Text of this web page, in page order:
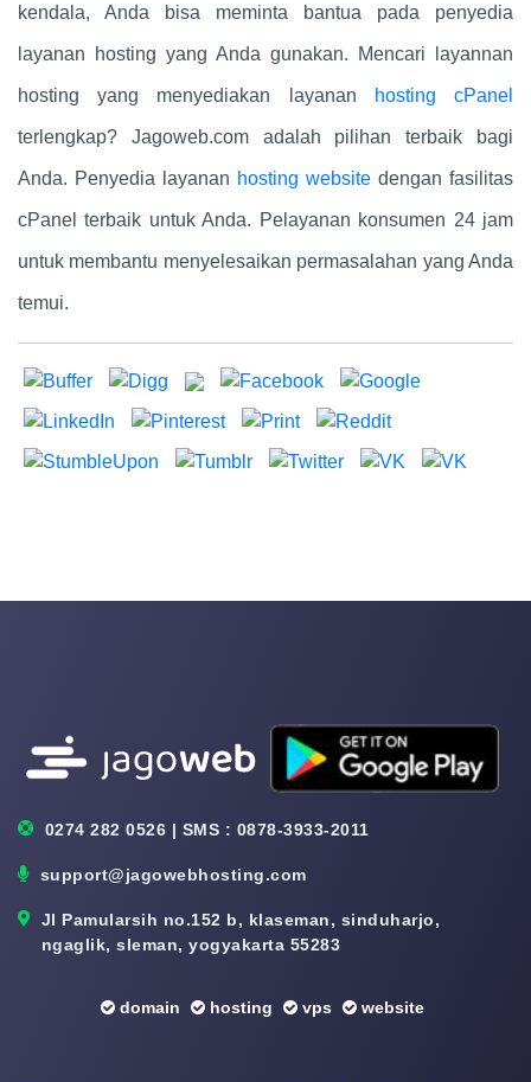
kendala, Anda bisa meminta bantua pada penyedia
layanan hosting yang Anda gunakan. Mencari layannan
hosting yang menyediakan layanan hosting cPanel
terlengkap? Jagoweb.com adalah pilihan terbaik bagi
Anda. Penyedia layanan hosting website dengan fasilitas
cPanel terbaik untuk Anda. Pelayanan konsumen 24 jam
untuk membantu menyelesaikan permasalahan yang Anda
temui.
0274 282 0526 | SMS : 0878-3933-2011
support@jagowebhosting.com
Jl Pamularsih no.152 b, klaseman, sinduharjo,
ngaglik, sleman, yogyakarta 55283
domain hosting vps website